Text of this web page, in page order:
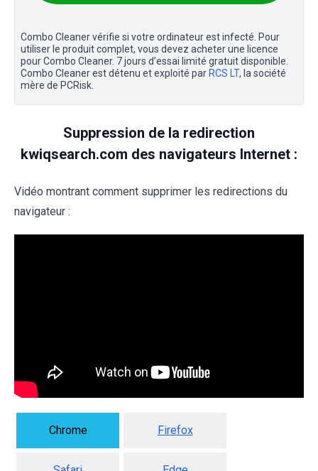
Combo Cleaner vérifie si votre ordinateur est infecté. Pour
utiliser le produit complet, vous devez acheter une licence
pour Combo Cleaner. 7 jours d’essai limité gratuit disponible.
Combo Cleaner est détenu et exploité par RCS LT, la société
mère de PCRisk.
Suppression de la redirection
kwiqsearch.com des navigateurs Internet :
Vidéo montrant comment supprimer les redirections du
navigateur :
Chrome Firefox